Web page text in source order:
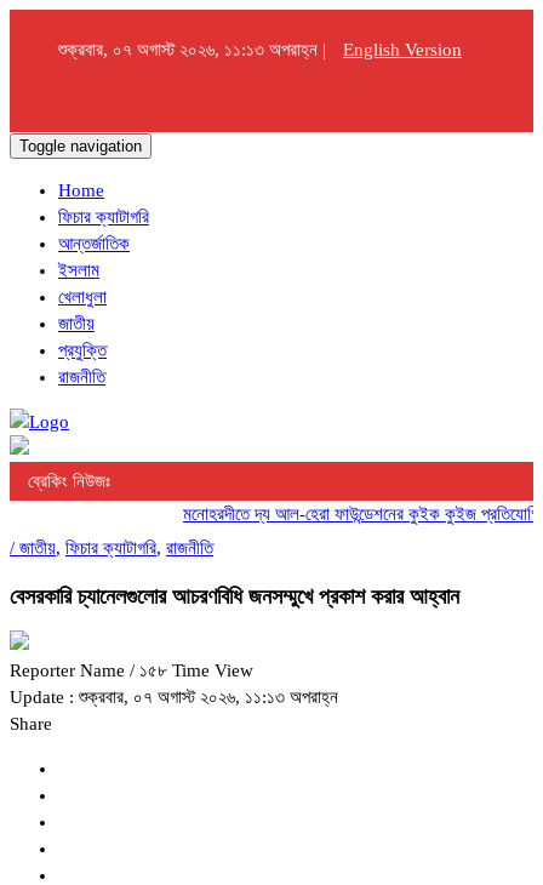
শুক্রবার, ০৭ অগাস্ট ২০২৬, ১১:১৩ অপরাহ্ন | English Version
Toggle navigation
Home
ফিচার ক্যাটাগরি
আন্তর্জাতিক
ইসলাম
খেলাধুলা
জাতীয়
প্রযুক্তি
রাজনীতি
ব্রেকিং নিউজঃ
মনোহরদীতে দ্য আল-হেরা ফাউন্ডেশনের কুইক কুইজ প্রতিযোগিতা
/ জাতীয়, ফিচার ক্যাটাগরি, রাজনীতি
বেসরকারি চ্যানেলগুলোর আচরণবিধি জনসম্মুখে প্রকাশ করার আহ্বান
Reporter Name / ১৫৮ Time View
Update : শুক্রবার, ০৭ অগাস্ট ২০২৬, ১১:১৩ অপরাহ্ন
Share